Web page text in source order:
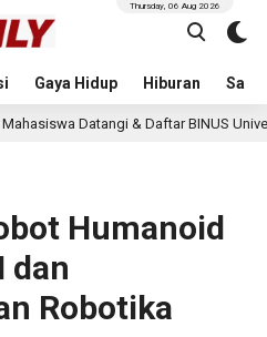
Gaya Hidup Hiburan
Thursday, 06 Aug 2026
Datangi & Daftar BINUS University,
Humanoid
dan
Robotika